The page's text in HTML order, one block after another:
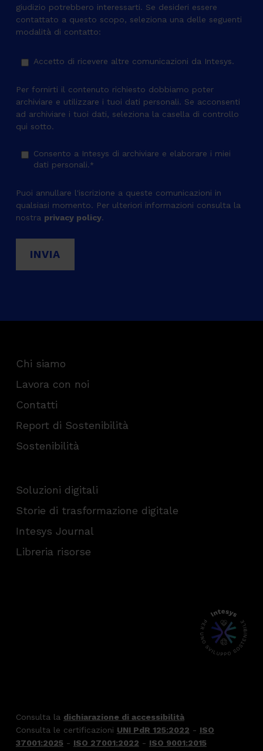
giudizio potrebbero interessarti. Se desideri essere
contattato a questo scopo, seleziona una delle seguenti
modalità di contatto:
Accetto di ricevere altre comunicazioni da Intesys.
Per fornirti il contenuto richiesto dobbiamo poter
archiviare e utilizzare i tuoi dati personali. Se acconsenti
ad archiviare i tuoi dati, seleziona la casella di controllo
qui sotto.
Consento a Intesys di archiviare e elaborare i miei
dati personali.*
Puoi annullare l'iscrizione a queste comunicazioni in
qualsiasi momento. Per ulteriori informazioni consulta la
nostra privacy policy.
Chi siamo
Lavora con noi
Contatti
Report di Sostenibilità
Sostenibilità
Soluzioni digitali
Storie di trasformazione digitale
Intesys Journal
Libreria risorse
Consulta la dichiarazione di accessibilità
Consulta le certificazioni UNI PdR 125:2022 - ISO
37001:2025 - ISO 27001:2022 - ISO 9001:2015